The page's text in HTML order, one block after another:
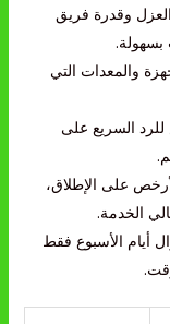
وقدرة فريق
والمعدات التي
السريع على
على الإطلاق،
أيام الأسبوع فقط